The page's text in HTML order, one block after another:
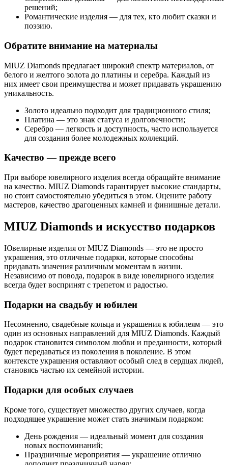
решений;
Романтические изделия — для тех, кто любит сказки и
поэзию.
Обратите внимание на материалы
MIUZ Diamonds предлагает широкий спектр материалов, от
белого и желтого золота до платины и серебра. Каждый из
них имеет свои преимущества и может придавать украшению
уникальность.
Золото идеально подходит для традиционного стиля;
Платина — это знак статуса и долговечности;
Серебро — легкость и доступность, часто используется
для создания более молодежных коллекций.
Качество — прежде всего
При выборе ювелирного изделия всегда обращайте внимание
на качество. MIUZ Diamonds гарантирует высокие стандарты,
но стоит самостоятельно убедиться в этом. Оцените работу
мастеров, качество драгоценных камней и финишные детали.
MIUZ Diamonds и искусство подарков
Ювелирные изделия от MIUZ Diamonds — это не просто
украшения, это отличные подарки, которые способны
придавать значения различным моментам в жизни.
Независимо от повода, подарок в виде ювелирного изделия
всегда будет воспринят с трепетом и радостью.
Подарки на свадьбу и юбилеи
Несомненно, свадебные кольца и украшения к юбилеям — это
один из основных направлений для MIUZ Diamonds. Каждый
подарок становится символом любви и преданности, который
будет передаваться из поколения в поколение. В этом
контексте украшения оставляют особый след в сердцах людей,
становясь частью их семейной истории.
Подарки для особых случаев
Кроме того, существует множество других случаев, когда
подходящее украшение может стать значимым подарком:
День рождения — идеальный момент для создания
новых воспоминаний;
Праздничные мероприятия — украшение отлично